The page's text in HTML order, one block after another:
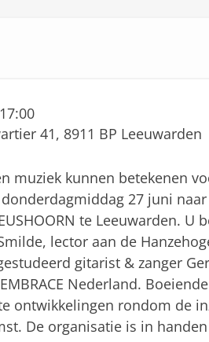
41, 8911 BP Leeuwarden
muziek kunnen betekenen
27 juni
te Leeuwarden. U
lector aan de
gitarist & zanger
Nederland.
ontwikkelingen rondom de
De organisatie is in